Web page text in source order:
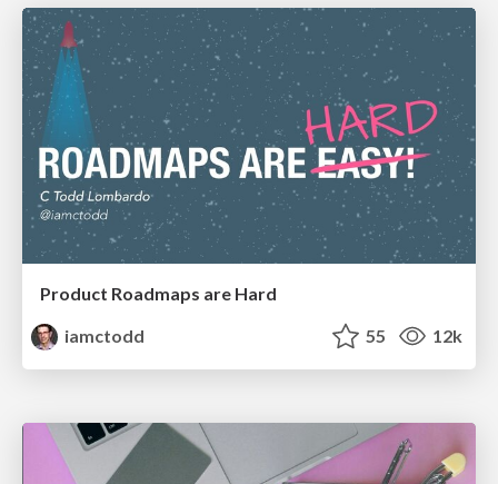
Product Roadmaps are Hard
iamctodd
55 12k